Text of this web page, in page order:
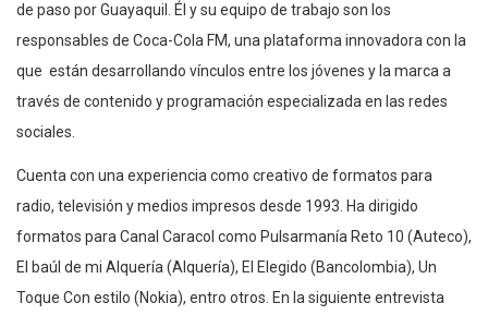
de paso por Guayaquil. Él y su equipo de trabajo son los
responsables de Coca-Cola FM, una plataforma innovadora con la
que están desarrollando vínculos entre los jóvenes y la marca a
través de contenido y programación especializada en las redes
sociales.
Cuenta con una experiencia como creativo de formatos para
radio, televisión y medios impresos desde 1993. Ha dirigido
formatos para Canal Caracol como Pulsarmanía Reto 10 (Auteco),
El baúl de mi Alquería (Alquería), El Elegido (Bancolombia), Un
Toque Con estilo (Nokia), entro otros. En la siguiente entrevista